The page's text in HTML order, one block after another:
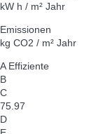
kW h / m² Jahr
Emissionen
kg CO2 / m² Jahr
A Effiziente
B
C
75.97
D